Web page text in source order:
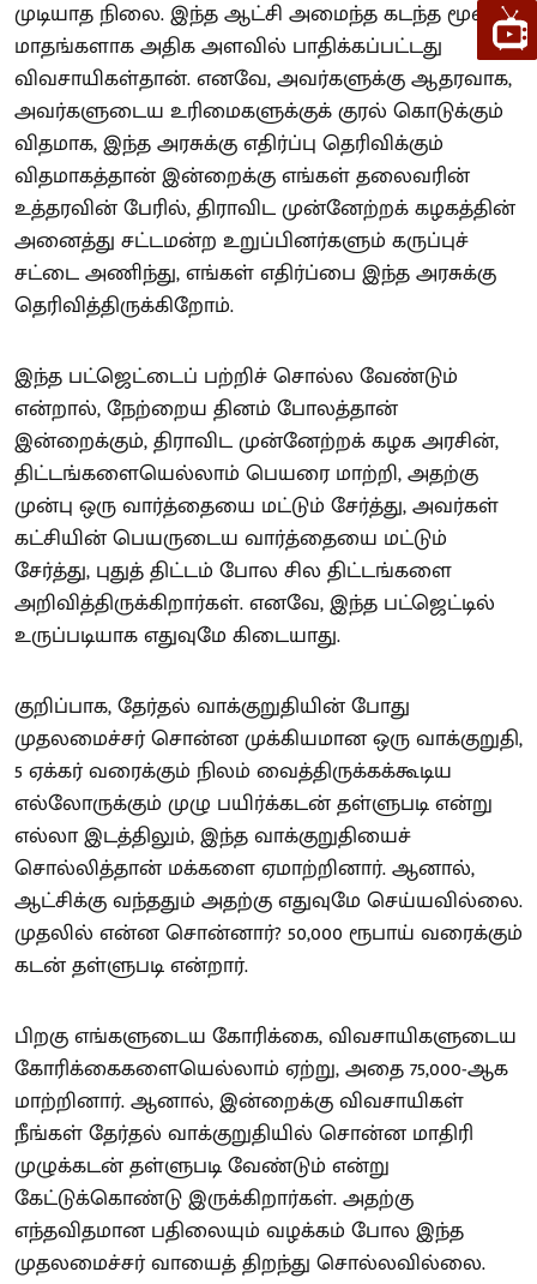
முடியாத நிலை. இந்த ஆட்சி அமைந்த கடந்த மூன்று
மாதங்களாக அதிக அளவில் பாதிக்கப்பட்டது
விவசாயிகள்தான். எனவே, அவர்களுக்கு ஆதரவாக,
அவர்களுடைய உரிமைகளுக்குக் குரல் கொடுக்கும்
விதமாக, இந்த அரசுக்கு எதிர்ப்பு தெரிவிக்கும்
விதமாகத்தான் இன்றைக்கு எங்கள் தலைவரின்
உத்தரவின் பேரில், திராவிட முன்னேற்றக் கழகத்தின்
அனைத்து சட்டமன்ற உறுப்பினர்களும் கருப்புச்
சட்டை அணிந்து, எங்கள் எதிர்ப்பை இந்த அரசுக்கு
தெரிவித்திருக்கிறோம்.
இந்த பட்ஜெட்டைப் பற்றிச் சொல்ல வேண்டும்
என்றால், நேற்றைய தினம் போலத்தான்
இன்றைக்கும், திராவிட முன்னேற்றக் கழக அரசின்,
திட்டங்களையெல்லாம் பெயரை மாற்றி, அதற்கு
முன்பு ஒரு வார்த்தையை மட்டும் சேர்த்து, அவர்கள்
கட்சியின் பெயருடைய வார்த்தையை மட்டும்
சேர்த்து, புதுத் திட்டம் போல சில திட்டங்களை
அறிவித்திருக்கிறார்கள். எனவே, இந்த பட்ஜெட்டில்
உருப்படியாக எதுவுமே கிடையாது.
குறிப்பாக, தேர்தல் வாக்குறுதியின் போது
முதலமைச்சர் சொன்ன முக்கியமான ஒரு வாக்குறுதி,
5 ஏக்கர் வரைக்கும் நிலம் வைத்திருக்கக்கூடிய
எல்லோருக்கும் முழு பயிர்க்கடன் தள்ளுபடி என்று
எல்லா இடத்திலும், இந்த வாக்குறுதியைச்
சொல்லித்தான் மக்களை ஏமாற்றினார். ஆனால்,
ஆட்சிக்கு வந்ததும் அதற்கு எதுவுமே செய்யவில்லை.
முதலில் என்ன சொன்னார்? 50,000 ரூபாய் வரைக்கும்
கடன் தள்ளுபடி என்றார்.
பிறகு எங்களுடைய கோரிக்கை, விவசாயிகளுடைய
கோரிக்கைகளையெல்லாம் ஏற்று, அதை 75,000-ஆக
மாற்றினார். ஆனால், இன்றைக்கு விவசாயிகள்
நீங்கள் தேர்தல் வாக்குறுதியில் சொன்ன மாதிரி
முழுக்கடன் தள்ளுபடி வேண்டும் என்று
கேட்டுக்கொண்டு இருக்கிறார்கள். அதற்கு
எந்தவிதமான பதிலையும் வழக்கம் போல இந்த
முதலமைச்சர் வாயைத் திறந்து சொல்லவில்லை.